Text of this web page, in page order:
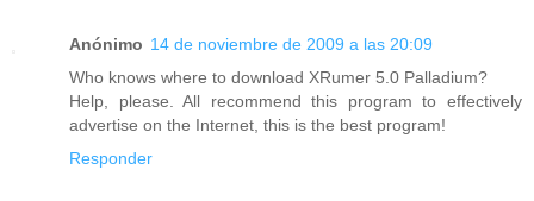
Anónimo 14 de noviembre de 2009 a las 20:09
Who knows where to download XRumer 5.0 Palladium?
Help, please. All recommend this program to effectively
advertise on the Internet, this is the best program!
Responder